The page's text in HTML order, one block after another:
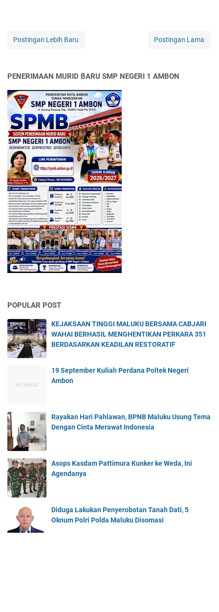
Postingan Lebih Baru Postingan Lama
PENERIMAAN MURID BARU SMP NEGERI 1 AMBON
POPULAR POST
KEJAKSAAN TINGGI MALUKU BERSAMA CABJARI
WAHAI BERHASIL MENGHENTIKAN PERKARA 351
BERDASARKAN KEADILAN RESTORATIF
19 September Kuliah Perdana Poltek Negeri
Ambon
Rayakan Hari Pahlawan, BPNB Maluku Usung Tema
Dengan Cinta Merawat Indonesia
Asops Kasdam Pattimura Kunker ke Weda, Ini
Agendanya
Diduga Lakukan Penyerobotan Tanah Dati, 5
Oknum Polri Polda Maluku Disomasi